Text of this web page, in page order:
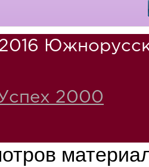
2000